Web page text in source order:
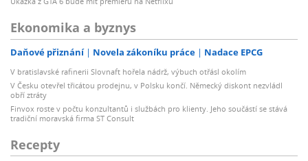
Ekonomika a byznys
Daňové přiznání Novela zákoníku práce Nadace EPCG
V bratislavské rafinerii Slovnaft hořela nádrž, výbuch otřásl okolím
V Česku otevřel třicátou prodejnu, v Polsku končí. Německý diskont nezvládl
obří ztráty
Finvox roste v počtu konzultantů i službách pro klienty. Jeho součástí se stává
tradiční moravská firma ST Consult
Recepty